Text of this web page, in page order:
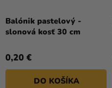
Balónik pastelový -
slonová kosť 30 cm
0,20 €
DO KOŠÍKA